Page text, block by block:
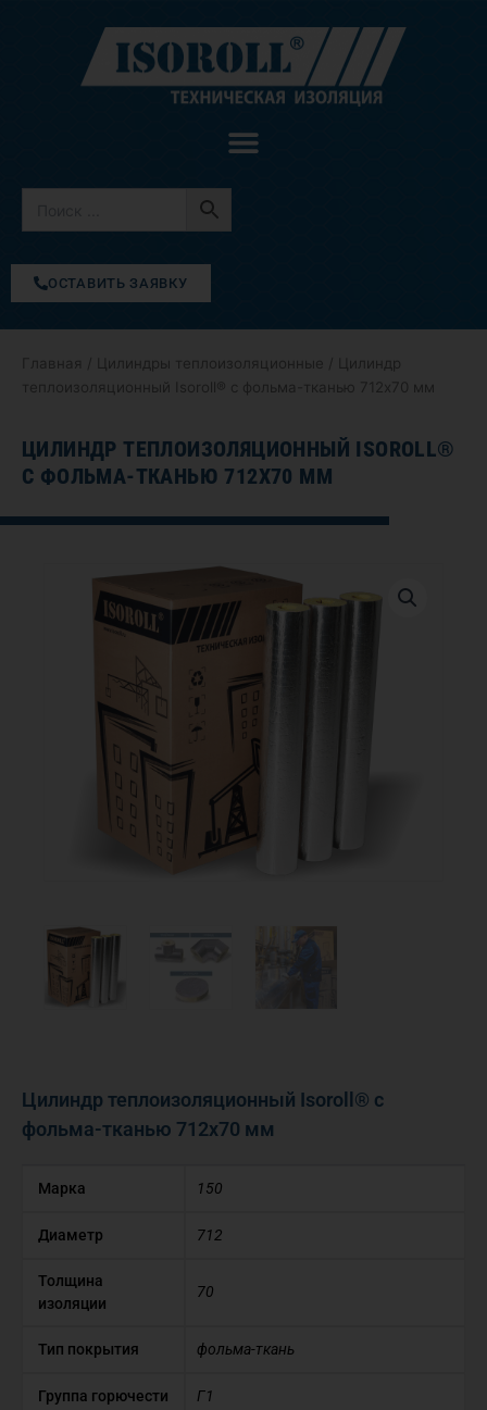
содержимому
ОСТАВИТЬ ЗАЯВКУ
Главная Цилиндры теплоизоляционные / Цилиндр
теплоизоляционный Isoroll® с фольма-тканью 712х70 мм
ЦИЛИНДР ТЕПЛОИЗОЛЯЦИОННЫЙ ISOROLL®
С ФОЛЬМА-ТКАНЬЮ 712Х70 ММ
Цилиндр теплоизоляционный Isoroll® с
фольма-тканью 712х70 мм
Марка 150
Диаметр 712
Толщина
изоляции
70
Тип покрытия фольма-ткань
Группа горючести Г1